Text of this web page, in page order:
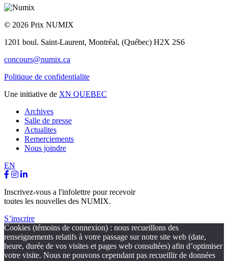
© 2026 Prix NUMIX
1201 boul. Saint-Laurent, Montréal, (Québec) H2X 2S6
concours@numix.ca
Politique de confidentialite
Une initiative de XN QUEBEC
Archives
Salle de presse
Actualites
Remerciements
Nous joindre
EN
Inscrivez-vous a l'infolettre pour recevoir
toutes les nouvelles des NUMIX.
S’inscrire
Cookies (témoins de connexion) : nous recueillons des
renseignements relatifs à votre passage sur notre site web (date,
heure, durée de vos visites et pages web consultées) afin d’optimiser
votre visite. Nous ne pouvons cependant pas recueillir de données